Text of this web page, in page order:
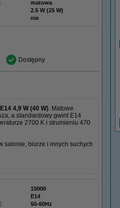
matowa
2.5 W (25 W)
nie
Dostępny
4,9 W (40 W). Matowe
a standardowy gwint E14
2700 K i strumieniu 470
salonie, biurze i innych suchych
15000
E14
50-60Hz